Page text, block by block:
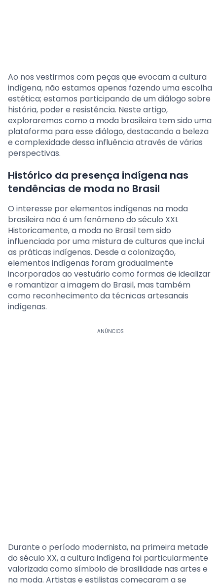
Ao nos vestirmos com peças que evocam a cultura
indígena, não estamos apenas fazendo uma escolha
estética; estamos participando de um diálogo sobre
história, poder e resistência. Neste artigo,
exploraremos como a moda brasileira tem sido uma
plataforma para esse diálogo, destacando a beleza
e complexidade dessa influência através de várias
perspectivas.
Histórico da presença indígena nas
tendências de moda no Brasil
O interesse por elementos indígenas na moda
brasileira não é um fenômeno do século XXI.
Historicamente, a moda no Brasil tem sido
influenciada por uma mistura de culturas que inclui
as práticas indígenas. Desde a colonização,
elementos indígenas foram gradualmente
incorporados ao vestuário como formas de idealizar
e romantizar a imagem do Brasil, mas também
como reconhecimento da técnicas artesanais
indígenas.
ANÚNCIOS
Durante o período modernista, na primeira metade
do século XX, a cultura indígena foi particularmente
valorizada como símbolo de brasilidade nas artes e
na moda. Artistas e estilistas começaram a se